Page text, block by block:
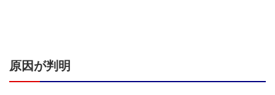
原因が判明